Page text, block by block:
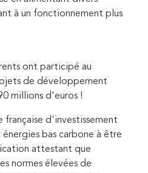
à un fonctionnement plus
ont participé au
de développement
millions d'euros !
française d'investissement
bas carbone à être
attestant que
normes élevées de